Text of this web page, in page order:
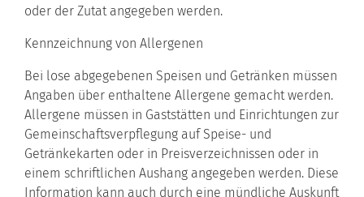
oder der Zutat angegeben werden.
Kennzeichnung von Allergenen
Bei lose abgegebenen Speisen und Getränken müssen
Angaben über enthaltene Allergene gemacht werden.
Allergene müssen in Gaststätten und Einrichtungen zur
Gemeinschaftsverpflegung auf Speise- und
Getränkekarten oder in Preisverzeichnissen oder in
einem schriftlichen Aushang angegeben werden. Diese
Information kann auch durch eine mündliche Auskunft